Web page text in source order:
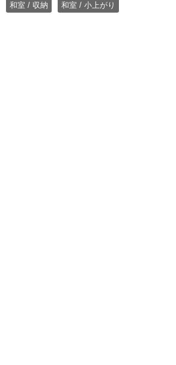
和室 / 収納 和室 / 小上がり